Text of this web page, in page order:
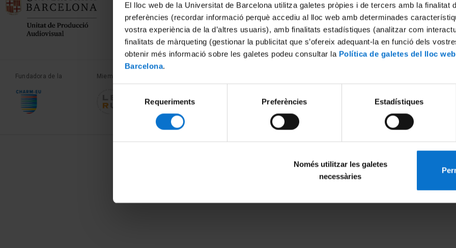
El lloc web de la Universitat de Barcelona utilitza galetes pròpies i de tercers amb la finalitat
preferències (recordar informació perquè accediu al lloc web amb determinades
vostra experiència de la d’altres usuaris), amb finalitats estadístiques (analitzar com
finalitats de màrqueting (gestionar la publicitat que s’ofereix adequant-la en funció dels
obtenir més informació sobre les galetes podeu consultar la Política de galetes del lloc
Barcelona.
consentiment
Requeriments Preferències Estadístiques
Només utilitzar les galetes
necessàries
Política de Cookies
Sobre UBtv
Fundadora de la Miembro de la